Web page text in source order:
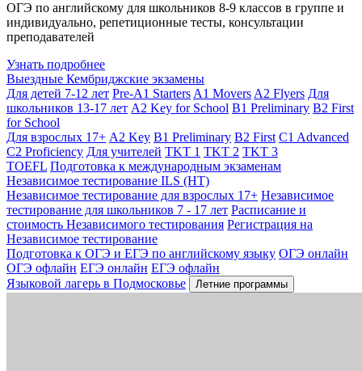
ОГЭ по английскому для школьников 8-9 классов в группе и
индивидуально, репетиционные тесты, консультации
преподавателей
Узнать подробнее
Выездные Кембриджские экзамены
Для детей 7-12 лет Pre-A1 Starters A1 Movers A2 Flyers Для
школьников 13-17 лет A2 Key for School B1 Preliminary B2 First
for School
Для взрослых 17+ A2 Key B1 Preliminary B2 First C1 Advanced
C2 Proficiency Для учителей TKT 1 TKT 2 TKT 3
TOEFL Подготовка к международным экзаменам
Независимое тестирование ILS (НТ)
Независимое тестирование для взрослых 17+ Независимое
тестирование для школьников 7 - 17 лет Расписание и
стоимость Независимого тестирования Регистрация на
Независимое тестирование
Подготовка к ОГЭ и ЕГЭ по английскому языку ОГЭ онлайн
ОГЭ офлайн ЕГЭ онлайн ЕГЭ офлайн
Языковой лагерь в Подмосковье
Летние программы